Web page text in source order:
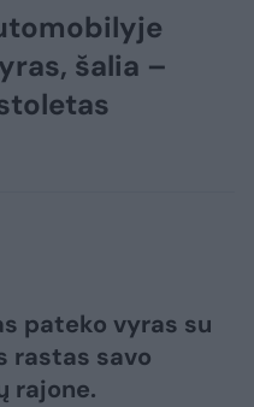
šalia –
pateko vyras su
rastas savo
rajone.